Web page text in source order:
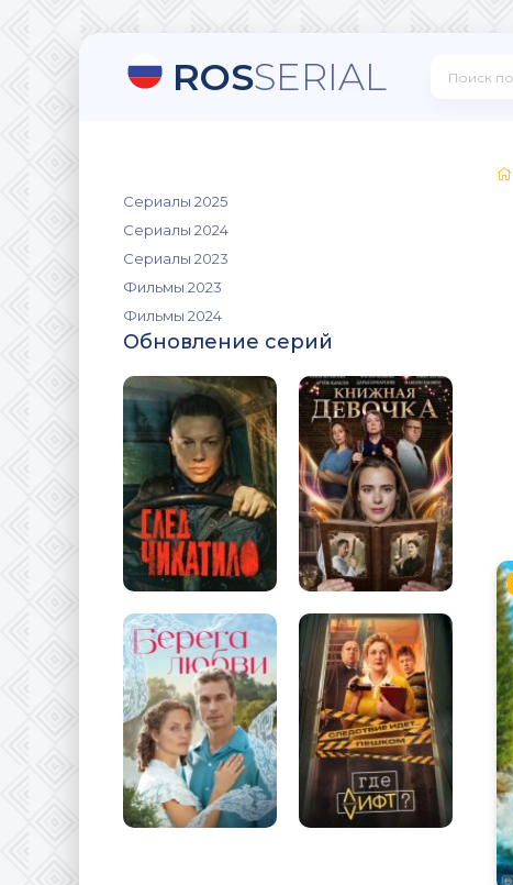
ROSSERIAL
Сериалы 2025
Сериалы 2024
Сериалы 2023
Фильмы 2023
Фильмы 2024
Обновление серий